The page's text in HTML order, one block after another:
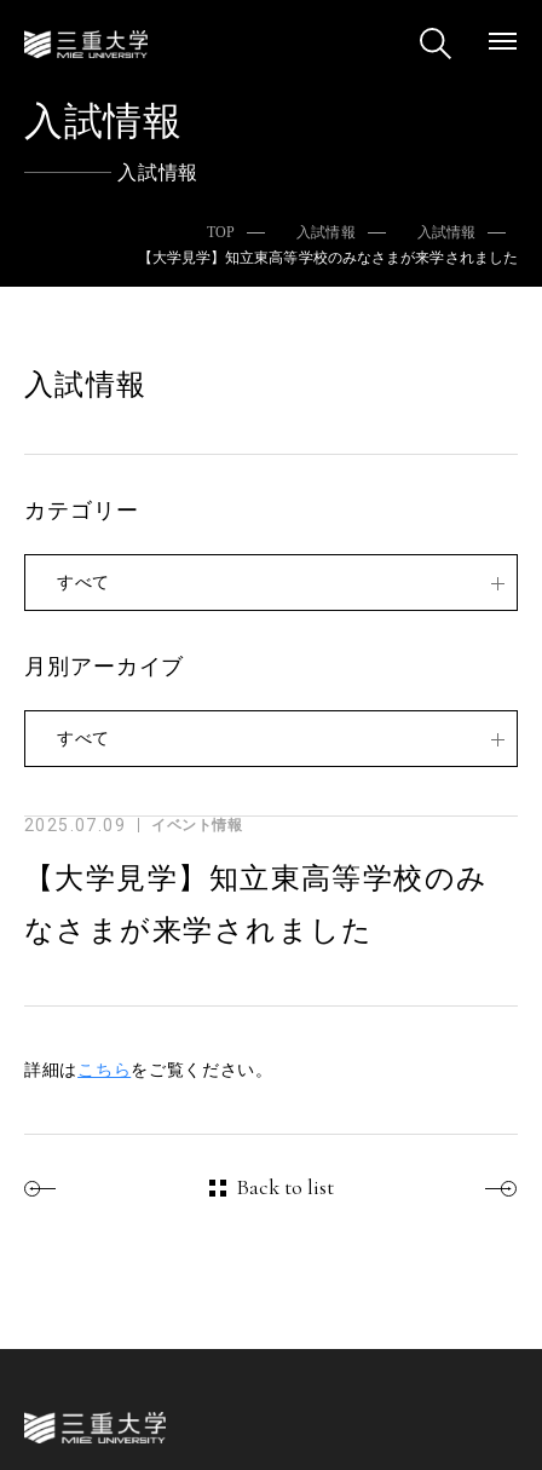
入試情報
入試情報
TOP 入試情報
入試情報
【大学見学】知立東高等学校のみなさまが来学されました
2025.07.09 イベント情報
【大学見学】知立東高等学校のみ
なさまが来学されました
詳細は こちらをご覧ください。
Back to list
入試情報
カテゴリー
すべて
月別アーカイブ
すべて